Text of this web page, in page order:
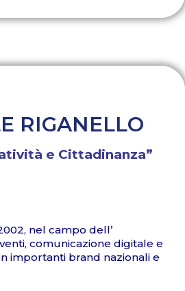
RIGANELLO
e Cittadinanza”
nel campo dell’
comunicazione digitale e
importanti brand nazionali e